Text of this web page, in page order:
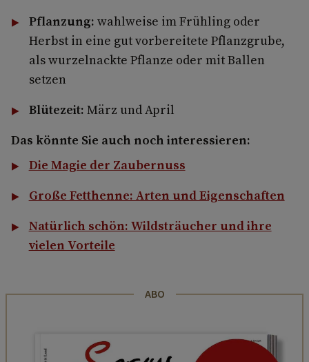
Pflanzung: wahlweise im Frühling oder
Herbst in eine gut vorbereitete Pflanzgrube,
als wurzelnackte Pflanze oder mit Ballen
setzen
Blütezeit: März und April
Das könnte Sie auch noch interessieren:
Die Magie der Zaubernuss
Große Fetthenne: Arten und Eigenschaften
Natürlich schön: Wildsträucher und ihre
vielen Vorteile
ABO